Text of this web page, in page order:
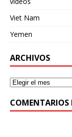
Viet Nam
Yemen
ARCHIVOS
COMENTARIOS